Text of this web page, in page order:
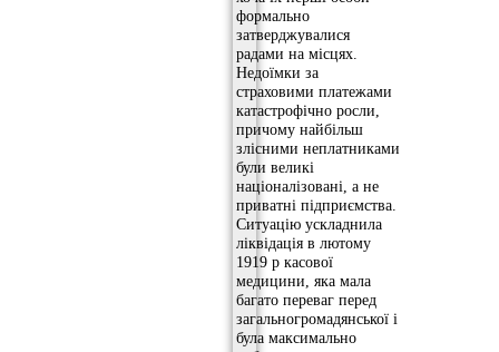
формально
затверджувалися
радами на місцях.
Недоїмки за
страховими платежами
катастрофічно росли,
причому найбільш
злісними неплатниками
були великі
націоналізовані, а не
приватні підприємства.
Ситуацію ускладнила
ліквідація в лютому
1919 р касової
медицини, яка мала
багато переваг перед
загальногромадянської і
була максимально